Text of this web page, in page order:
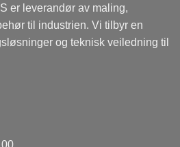
er leverandør av maling,
til industrien. Vi tilbyr en
og teknisk veiledning til